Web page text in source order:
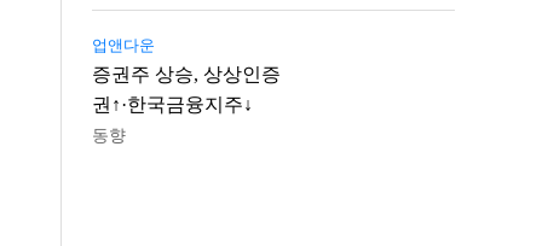
업앤다운
증권주 상승, 상상인증
권↑·한국금융지주↓
동향